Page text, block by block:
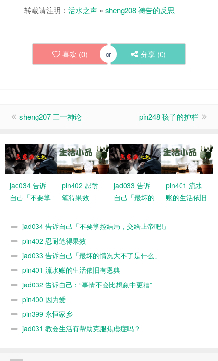
转载请注明： 活水之声 » sheng208 祷告的反思
喜欢 (0) or 分享 (0)
sheng207 三一神论 pin248 孩子的护栏
jad034 告诉
自己「不要掌
上帝吧!」
pin402 忍耐
笔得果效
jad033 告诉
自己「最坏的
什么」
pin401 流水
账的生活依旧
jad034 告诉自己「不要掌控结局，交给上帝吧!」
pin402 忍耐笔得果效
jad033 告诉自己「最坏的情况大不了是什么」
pin401 流水账的生活依旧有恩典
jad032 告诉自己：“事情不会比想象中更糟”
pin400 因为爱
pin399 永恒家乡
jad031 教会生活有帮助克服焦虑症吗？